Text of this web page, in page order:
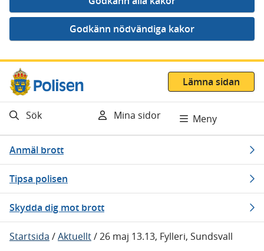
Gå direkt till innehåll
Lämna sidan
Sök Mina sidor Meny
Anmäl brott
Tipsa polisen
Skydda dig mot brott
Startsida /Aktuellt/26 maj 13.13, Fylleri, Sundsvall